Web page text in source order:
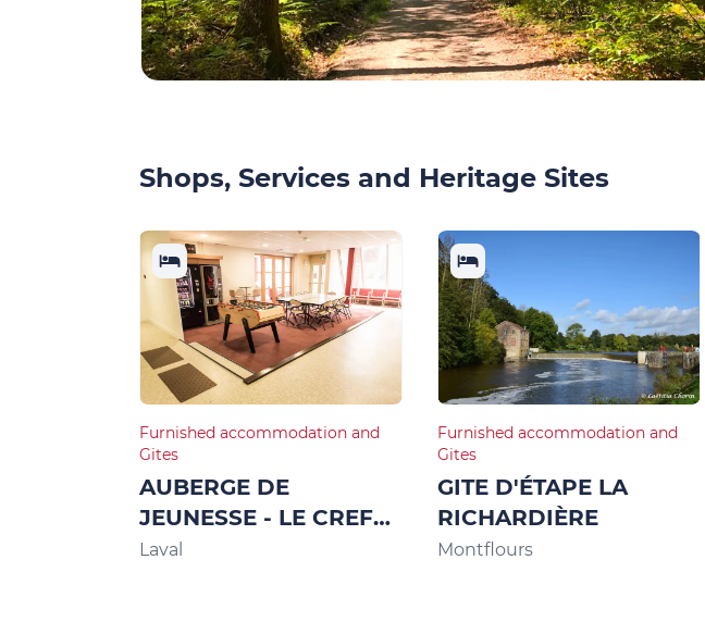
Shops, Services and Heritage Sites
Furnished accommodation and
Gites
AUBERGE DE
JEUNESSE - LE CREF
DE LAVAL
Laval
Furnished accommodation and
Gites
GITE D'ÉTAPE LA
RICHARDIÈRE
Montflours